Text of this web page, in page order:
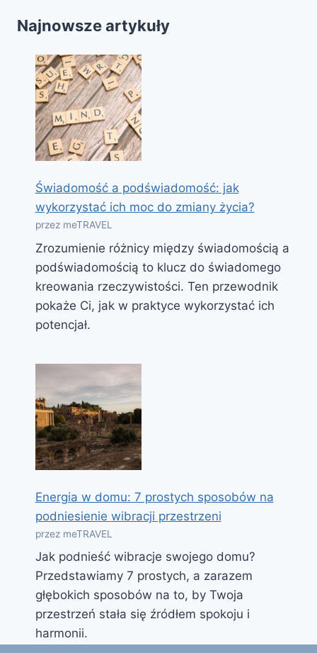
Najnowsze artykuły
Świadomość a podświadomość: jak
wykorzystać ich moc do zmiany życia?
przez meTRAVEL
Zrozumienie różnicy między świadomością a
podświadomością to klucz do świadomego
kreowania rzeczywistości. Ten przewodnik
pokaże Ci, jak w praktyce wykorzystać ich
potencjał.
Energia w domu: 7 prostych sposobów na
podniesienie wibracji przestrzeni
przez meTRAVEL
Jak podnieść wibracje swojego domu?
Przedstawiamy 7 prostych, a zarazem
głębokich sposobów na to, by Twoja
przestrzeń stała się źródłem spokoju i
harmonii.